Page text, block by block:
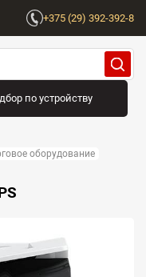
+375 (29) 392-392-8
по устройству
оборудование